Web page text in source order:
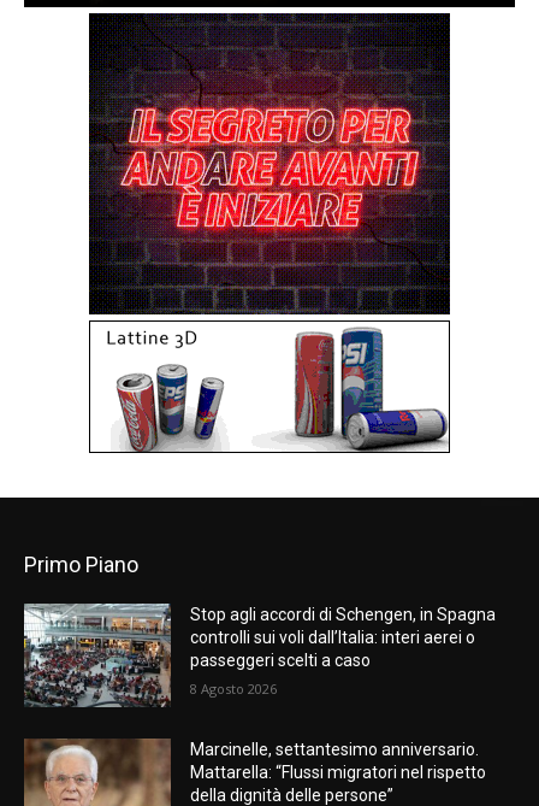
Primo Piano
Stop agli accordi di Schengen, in Spagna
controlli sui voli dall’Italia: interi aerei o
passeggeri scelti a caso
8 Agosto 2026
Marcinelle, settantesimo anniversario.
Mattarella: “Flussi migratori nel rispetto
della dignità delle persone”